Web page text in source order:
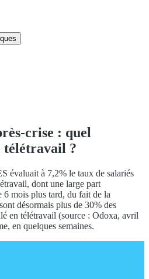
crise : quel
télétravail ?
évaluait à 7,2% le taux de salariés
dont une large part
6 mois plus tard, du fait de la
désormais plus de 30% des
en télétravail (source : Odoxa, avril
en quelques semaines.